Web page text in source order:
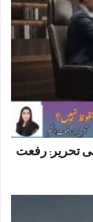
تحریر: رفعت